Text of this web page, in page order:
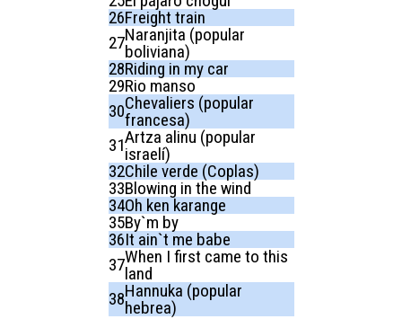
26Freight train
27Naranjita (popular
boliviana)
28Riding in my car
29Rio manso
30Chevaliers (popular
francesa)
31Artza alinu (popular
israelí)
32Chile verde (Coplas)
33Blowing in the wind
34Oh ken karange
35By`m by
36It ain`t me babe
37When I first came to this
land
38Hannuka (popular
hebrea)